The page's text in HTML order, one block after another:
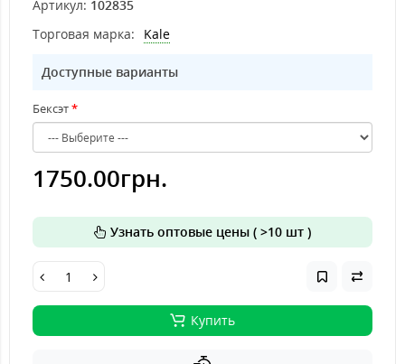
Артикул: 102835
Торговая марка:
Kale
Доступные варианты
Бексэт
1750.00грн.
Узнать оптовые цены ( >10 шт )
Купить